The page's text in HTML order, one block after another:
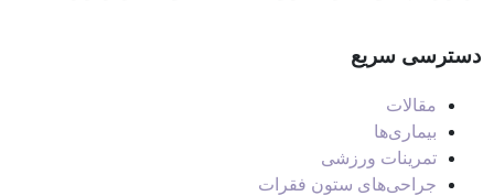
دسترسی سریع
مقالات
بیماری‌ها
تمرینات ورزشی
جراحی‌های ستون فقرات